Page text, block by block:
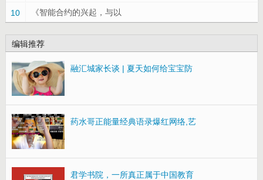
10 《智能合约的兴起，与以
编辑推荐
融汇城家长谈 | 夏天如何给宝宝防
药水哥正能量经典语录爆红网络,艺
君学书院，一所真正属于中国教育